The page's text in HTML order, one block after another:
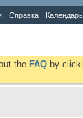
Справка Календарь
the FAQ by